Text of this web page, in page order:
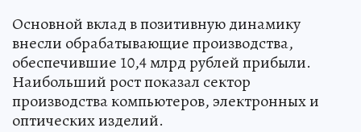
Основной вклад в позитивную динамику
внесли обрабатывающие производства,
обеспечившие 10,4 млрд рублей прибыли.
Наибольший рост показал сектор
производства компьютеров, электронных и
оптических изделий.